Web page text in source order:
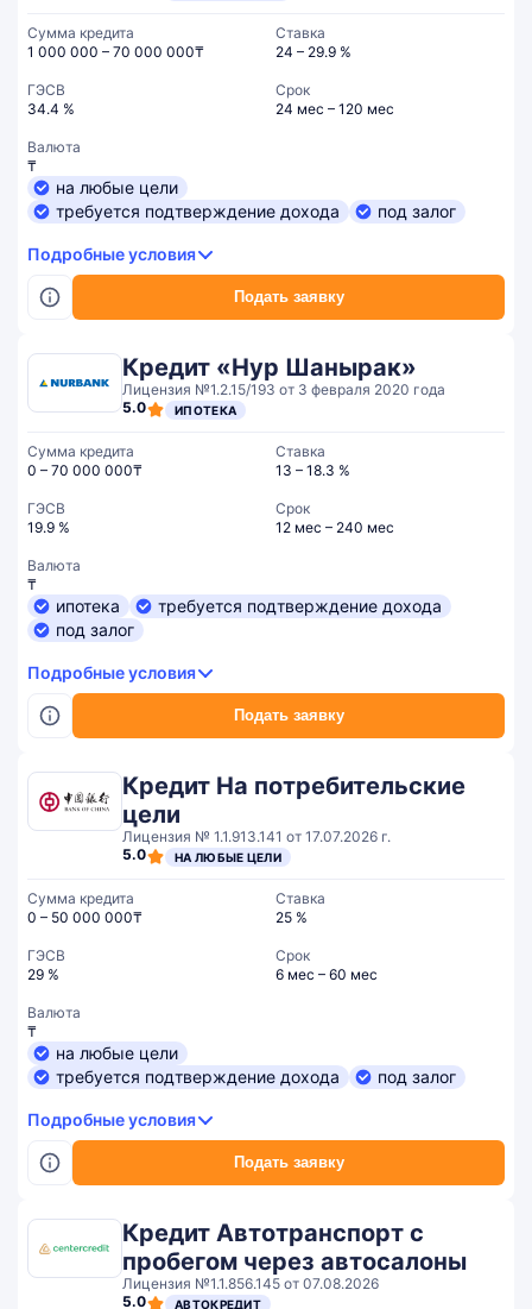
Подать заявку
Сумма кредита
1 000 000 – 70 000 000₸
Ставка
24 – 29.9 %
ГЭСВ
34.4 %
Срок
24 мес – 120 мес
Валюта
₸
на любые цели
требуется подтверждение дохода
под залог
Подробные условия
Кредит «Нур Шанырак»
Лицензия №1.2.15/193 от 3 февраля 2020 года
5.0
ИПОТЕКА
Подать заявку
Сумма кредита
0 – 70 000 000₸
Ставка
13 – 18.3 %
ГЭСВ
19.9 %
Срок
12 мес – 240 мес
Валюта
₸
ипотека
требуется подтверждение дохода
под залог
Подробные условия
Кредит На потребительские
цели
Лицензия № 1.1.913.141 от 17.07.2026 г.
5.0
НА ЛЮБЫЕ ЦЕЛИ
Подать заявку
Сумма кредита
0 – 50 000 000₸
Ставка
25 %
ГЭСВ
29 %
Срок
6 мес – 60 мес
Валюта
₸
на любые цели
требуется подтверждение дохода
под залог
Подробные условия
Кредит Автотранспорт с
пробегом через автосалоны
Лицензия №1.1.856.145 от 07.08.2026
5.0
АВТОКРЕДИТ